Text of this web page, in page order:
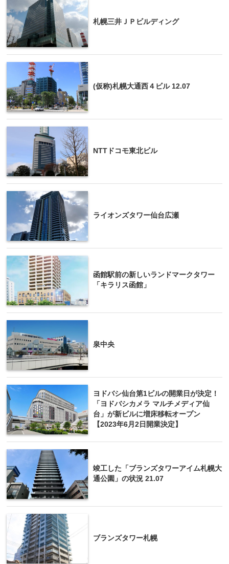
札幌三井ＪＰビルディング
(仮称)札幌大通西４ビル 12.07
NTTドコモ東北ビル
ライオンズタワー仙台広瀬
函館駅前の新しいランドマークタワー
「キラリス函館」
泉中央
ヨドバシ仙台第1ビルの開業日が決定！
「ヨドバシカメラ マルチメディア仙
台」が新ビルに増床移転オープン
【2023年6月2日開業決定】
竣工した「ブランズタワーアイム札幌大
通公園」の状況 21.07
ブランズタワー札幌